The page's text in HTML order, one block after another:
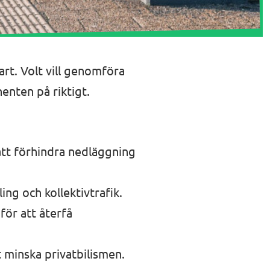
Volt vill genomföra
på riktigt.
förhindra nedläggning
och kollektivtrafik.
att återfå
minska privatbilismen.